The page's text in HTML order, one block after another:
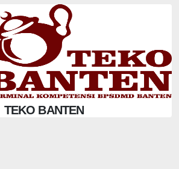
TEKO BANTEN